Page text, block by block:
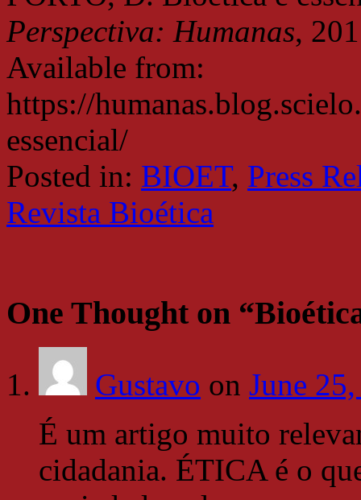
Perspectiva: Humanas,
Available from:
https://
essencial/
Posted in: BIOET, Press
Revista Bioética
One Thought on “
Gustavo on June
É um artigo muito
cidadania. ÉTICA é o